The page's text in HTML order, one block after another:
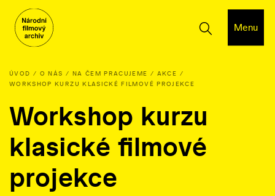
Menu
ÚVOD O NÁS NA ČEM PRACUJEME
AKCE
WORKSHOP KURZU KLASICKÉ FILMOVÉ PROJEKCE
Workshop kurzu
klasické filmové
projekce